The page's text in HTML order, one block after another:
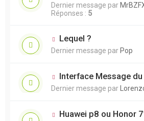
Dernier message par
Réponses : 5
Lequel ?
Dernier message parPop
Interface Message
Dernier message par
Huawei p8 ou Honor